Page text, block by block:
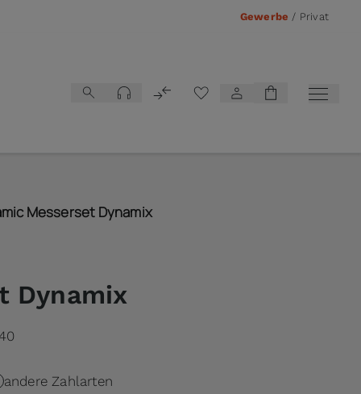
Gewerbe / Privat
Messerset Dynamix
Dynamix
andere Zahlarten